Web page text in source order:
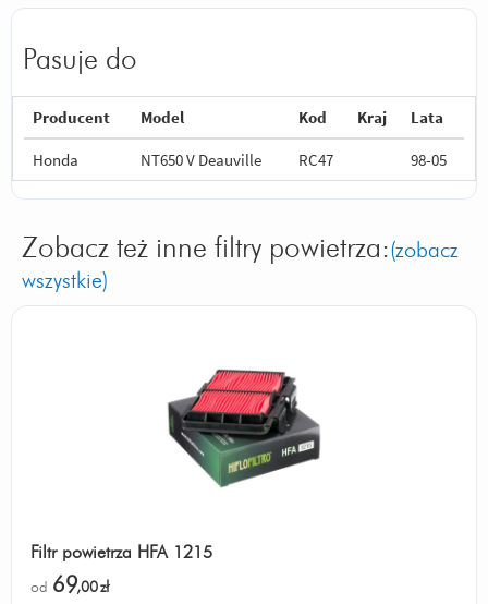
Pasuje do
Producent Model Kod Kraj Lata
Honda NT650 V Deauville RC47 98-05
Zobacz też inne filtry powietrza:(zobacz
wszystkie)
Filtr powietrza HFA 1215
od 69,00zł